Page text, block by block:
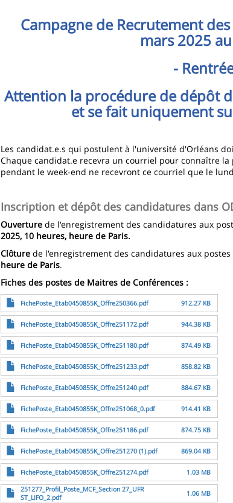
Campagne de Recrutement
mars 2025
-
Attention la procédure de dépôt
et se fait uniquement
Les candidat.e.s qui postulent à l'université d'Orléans
Chaque candidat.e recevra un courriel pour connaître
pendant le week-end ne recevront ce courriel que le
Inscription et dépôt des candidatures dans
Ouverturede l'enregistrement des candidatures aux
2025, 10 heures, heure de Paris.
Clôturede l'enregistrement des candidatures aux postes
heure de Paris.
Fiches des postes de Maitres de Conférences :
File
FichePoste_Etab0450855K_Offre250366.pdf 912.27 KB
File FichePoste_Etab0450855K_Offre251172.pdf 944.38 KB
File FichePoste_Etab0450855K_Offre251180.pdf 874.49 KB
File FichePoste_Etab0450855K_Offre251233.pdf 858.82 KB
File FichePoste_Etab0450855K_Offre251240.pdf 884.67 KB
File FichePoste_Etab0450855K_Offre251068_0.pdf 914.41 KB
File FichePoste_Etab0450855K_Offre251186.pdf 874.75 KB
File FichePoste_Etab0450855K_Offre251270 (1).pdf 869.04 KB
File FichePoste_Etab0450855K_Offre251274.pdf 1.03 MB
File
251277_Profil_Poste_MCF_Section 27_UFR
ST_LIFO_2.pdf
1.06 MB